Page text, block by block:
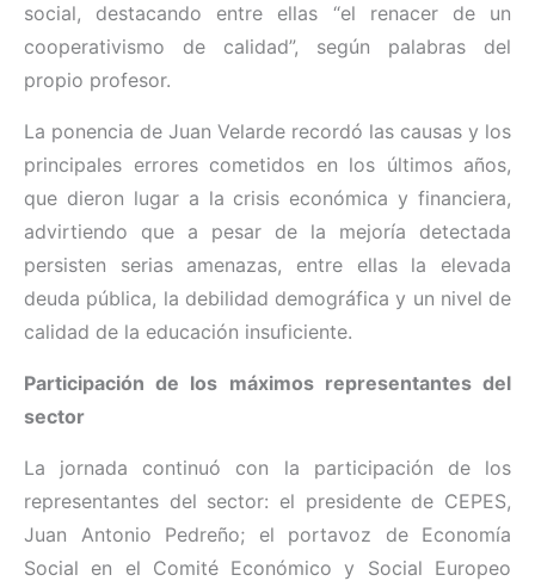
social, destacando entre ellas “el renacer de un
cooperativismo de calidad”, según palabras del
propio profesor.
La ponencia de Juan Velarde recordó las causas y los
principales errores cometidos en los últimos años,
que dieron lugar a la crisis económica y financiera,
advirtiendo que a pesar de la mejoría detectada
persisten serias amenazas, entre ellas la elevada
deuda pública, la debilidad demográfica y un nivel de
calidad de la educación insuficiente.
Participación de los máximos representantes del
sector
La jornada continuó con la participación de los
representantes del sector: el presidente de CEPES,
Juan Antonio Pedreño; el portavoz de Economía
Social en el Comité Económico y Social Europeo